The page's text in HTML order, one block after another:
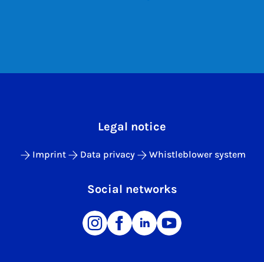
Legal notice
Imprint Data privacy Whistleblower system
Social networks